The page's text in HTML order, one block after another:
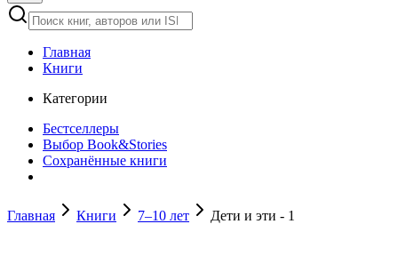
Главная
Книги
Категории
Бестселлеры
Выбор Book&Stories
Сохранённые книги
Главная Книги 7–10 лет Дети и эти - 1